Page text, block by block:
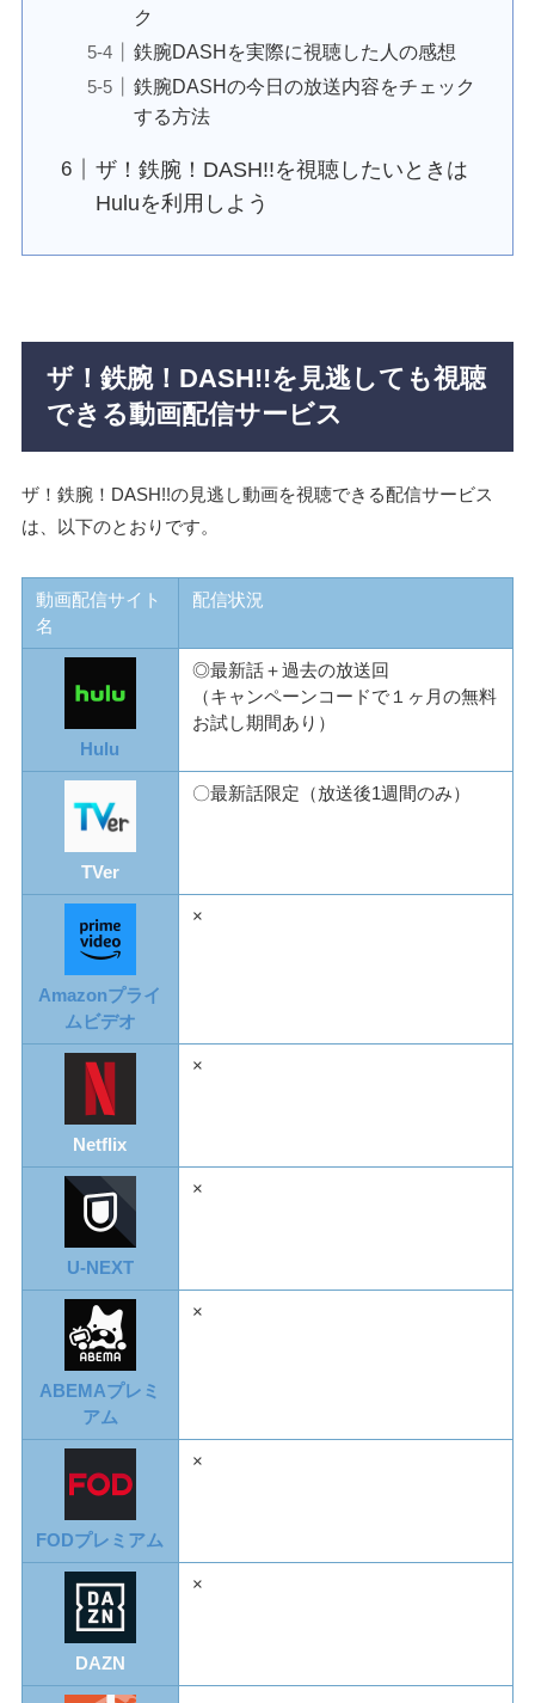
ク
鉄腕DASHを実際に視聴した人の感想
鉄腕DASHの今日の放送内容をチェック
する方法
ザ！鉄腕！DASH!!を視聴したいときは
Huluを利用しよう
ザ！鉄腕！DASH!!を見逃しても視聴
できる動画配信サービス
ザ！鉄腕！DASH!!の見逃し動画を視聴できる配信サービス
は、以下のとおりです。
動画配信サイト
名
配信状況
Hulu
◎最新話＋過去の放送回
（キャンペーンコードで１ヶ月の無料
お試し期間あり）
TVer
〇最新話限定（放送後1週間のみ）
Amazonプライ
ムビデオ
×
Netflix
×
U-NEXT
×
ABEMAプレミ
アム
×
FODプレミアム
×
DAZN
×